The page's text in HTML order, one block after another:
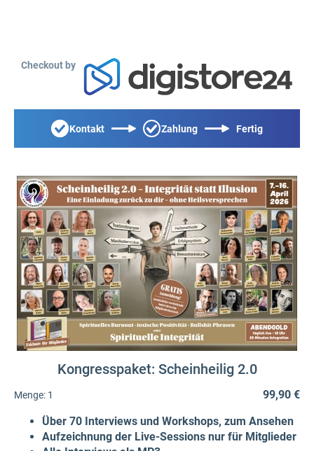
Checkout by
Kontakt Zahlung Fertig
Kongresspaket: Scheinheilig 2.0
Menge: 1
99,90 €
Über 70 Interviews und Workshops, zum Ansehen
Aufzeichnung der Live-Sessions nur für Mitglieder